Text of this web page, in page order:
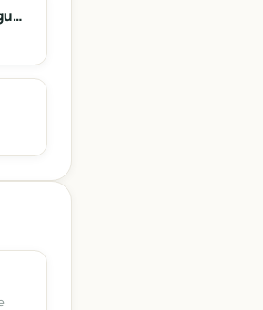
Association Des Commerçants D'aigueze